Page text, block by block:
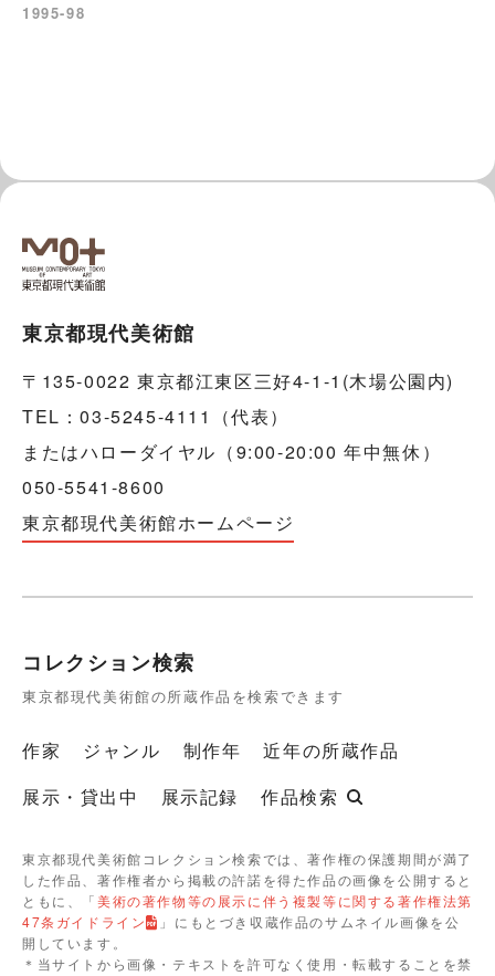
1995-98
東京都現代美術館
〒135-0022 東京都江東区三好4-1-1(木場公園内)
TEL：03-5245-4111（代表）
またはハローダイヤル（9:00-20:00 年中無休）
050-5541-8600
東京都現代美術館ホームページ
コレクション検索
東京都現代美術館の所蔵作品を検索できます
作家 ジャンル 制作年
近年の所蔵作品
展示・貸出中
展示記録 作品検索
東京都現代美術館コレクション検索では、著作権の保護期間が満了
した作品、著作権者から掲載の許諾を得た作品の画像を公開すると
ともに、「美術の著作物等の展示に伴う複製等に関する著作権法第
47条ガイドライン
」にもとづき収蔵作品のサムネイル画像を公
開しています。
＊当サイトから画像・テキストを許可なく使用・転載することを禁